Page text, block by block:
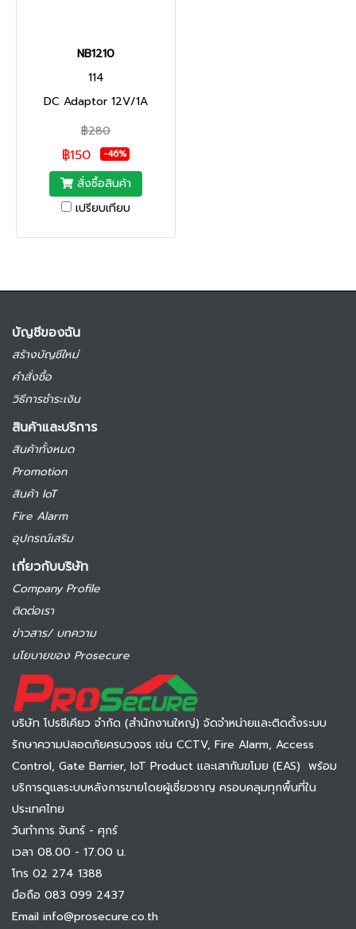
NB1210
114
DC Adaptor 12V/1A
฿280
฿150 -46%
สั่งซื้อสินค้า
เปรียบเทียบ
บัญชีของฉัน
สร้างบัญชีใหม่
คำสั่งซื้อ
วิธีการชำระเงิน
สินค้าและบริการ
สินค้าทั้งหมด
Promotion
สินค้า IoT
Fire Alarm
อุปกรณ์เสริม
เกี่ยวกับบริษัท
Company Profile
ติดต่อเรา
ข่าวสาร/ บทความ
นโยบายของ Prosecure
บริษัท โปรซีเคียว จำกัด (สำนักงานใหญ่) จัดจำหน่ายและติดตั้งระบบ
รักษาความปลอดภัยครบวงจร เช่น CCTV, Fire Alarm, Access
Control, Gate Barrier, IoT Product และเสากันขโมย (EAS) พร้อม
บริการดูแลระบบหลังการขายโดยผู้เชี่ยวชาญ ครอบคลุมทุกพื้นที่ใน
ประเทศไทย
วันทำการ จันทร์ - ศุกร์
เวลา 08.00 - 17.00 น.
โทร 02 274 1388
มือถือ 083 099 2437
Email info@prosecure.co.th